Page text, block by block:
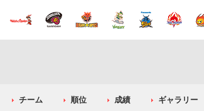
チーム 順位 成績 ギャラリー